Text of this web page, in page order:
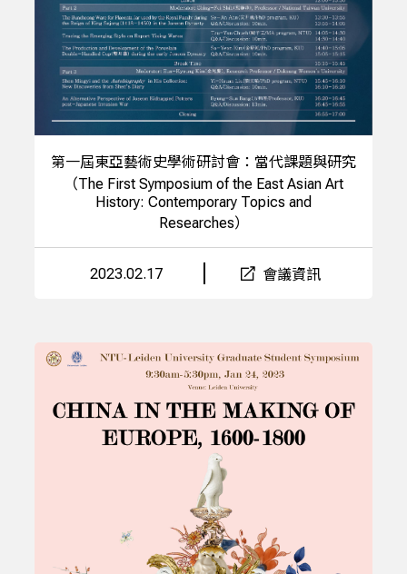
第一屆東亞藝術史學術研討會：當代課題與研究
（The First Symposium of the East Asian Art
History: Contemporary Topics and
Researches）
2023.02.17 會議資訊